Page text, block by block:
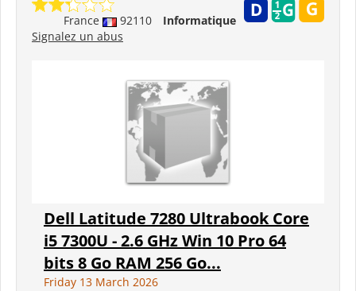
France 92110
Informatique
Signalez un abus
Dell Latitude 7280 Ultrabook Core
i5 7300U - 2.6 GHz Win 10 Pro 64
bits 8 Go RAM 256 Go...
Friday 13 March 2026